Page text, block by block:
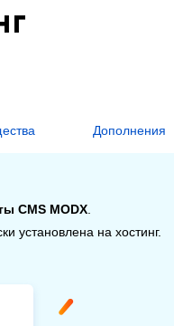
Дополнения
CMS MODX
установлена на хостинг.